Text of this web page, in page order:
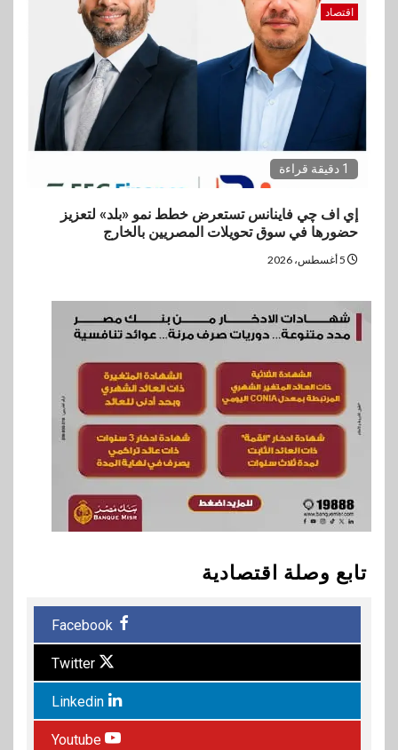
اقتصاد
1 دقيقة قراءة
إي اف چي فاينانس تستعرض خطط نمو «بلد» لتعزيز
حضورها في سوق تحويلات المصريين بالخارج
تابع وصلة اقتصادية
Facebook
Twitter
Linkedin
Youtube